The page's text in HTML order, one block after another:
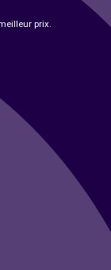
prix.